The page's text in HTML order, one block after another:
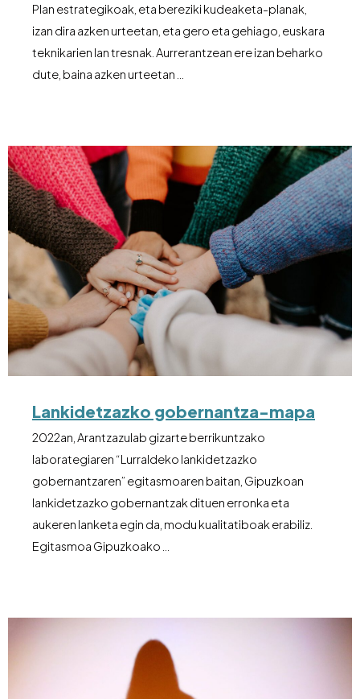
Plan estrategikoak, eta bereziki kudeaketa-planak,
izan dira azken urteetan, eta gero eta gehiago, euskara
teknikarien lan tresnak. Aurrerantzean ere izan beharko
dute, baina azken urteetan …
Lankidetzazko gobernantza-mapa
2022an, Arantzazulab gizarte berrikuntzako
laborategiaren “Lurraldeko lankidetzazko
gobernantzaren” egitasmoaren baitan, Gipuzkoan
lankidetzazko gobernantzak dituen erronka eta
aukeren lanketa egin da, modu kualitatiboak erabiliz.
Egitasmoa Gipuzkoako …